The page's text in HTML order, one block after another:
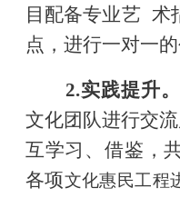
目配备专业艺 术
点，进行一对一
2.实践提升
文化团队进行交
互学习、借鉴，
各项文化惠民工程